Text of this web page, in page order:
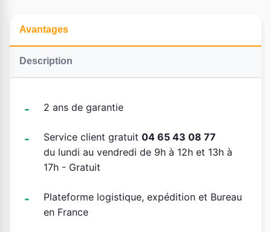
Avantages
Description
2 ans de garantie
Service client gratuit 04 65 43 08 77
du lundi au vendredi de 9h à 12h et 13h à
17h - Gratuit
Plateforme logistique, expédition et Bureau
en France